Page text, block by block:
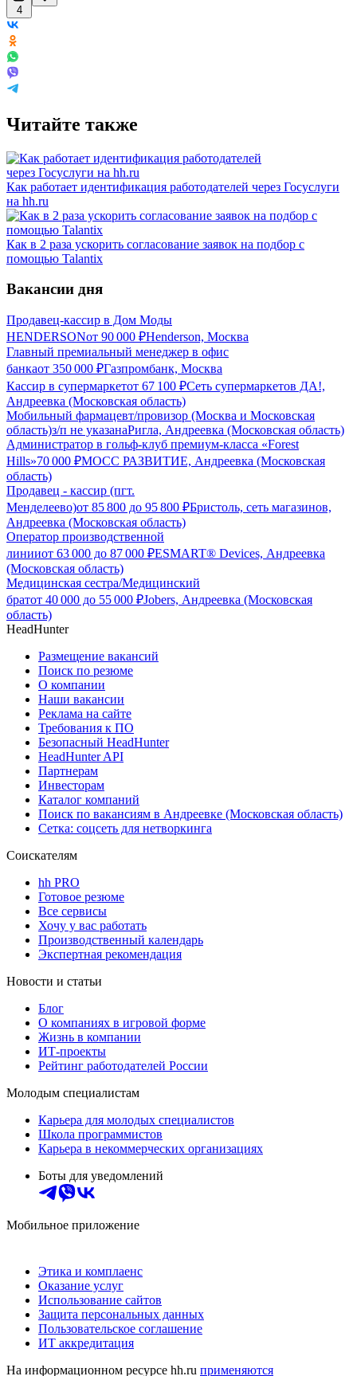
4
Читайте также
Как работает идентификация работодателей через Госуслуги
на hh.ru
Как в 2 раза ускорить согласование заявок на подбор с
помощью Talantix
Вакансии дня
Продавец-кассир в Дом Моды
HENDERSONот 90 000 ₽Henderson, Москва
Главный премиальный менеджер в офис
банкаот 350 000 ₽Газпромбанк, Москва
Кассир в супермаркетот 67 100 ₽Сеть супермаркетов ДА!,
Андреевка (Московская область)
Мобильный фармацевт/провизор (Москва и Московская
область)з/п не указанаРигла, Андреевка (Московская область)
Администратор в гольф-клуб премиум-класса «Forest
Hills»70 000 ₽МОСС РАЗВИТИЕ, Андреевка (Московская
область)
Продавец - кассир (пгт.
Менделеево)от 85 800 до 95 800 ₽Бристоль, сеть магазинов,
Андреевка (Московская область)
Оператор производственной
линииот 63 000 до 87 000 ₽ESMART® Devices, Андреевка
(Московская область)
Медицинская сестра/Медицинский
братот 40 000 до 55 000 ₽Jobers, Андреевка (Московская
область)
HeadHunter
Размещение вакансий
Поиск по резюме
О компании
Наши вакансии
Реклама на сайте
Требования к ПО
Безопасный HeadHunter
HeadHunter API
Партнерам
Инвесторам
Каталог компаний
Поиск по вакансиям в Андреевке (Московская область)
Сетка: соцсеть для нетворкинга
Соискателям
hh PRO
Готовое резюме
Все сервисы
Хочу у вас работать
Производственный календарь
Экспертная рекомендация
Новости и статьи
Блог
О компаниях в игровой форме
Жизнь в компании
ИТ-проекты
Рейтинг работодателей России
Молодым специалистам
Карьера для молодых специалистов
Школа программистов
Карьера в некоммерческих организациях
Боты для уведомлений
Мобильное приложение
Этика и комплаенс
Оказание услуг
Использование сайтов
Защита персональных данных
Пользовательское соглашение
ИТ аккредитация
На информационном ресурсе hh.ru применяются